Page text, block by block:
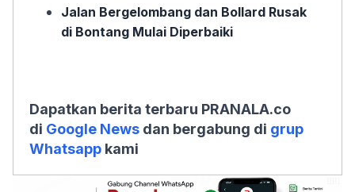
Jalan Bergelombang dan Bollard Rusak
di Bontang Mulai Diperbaiki
Dapatkan berita terbaru PRANALA.co
di Google News dan bergabung di grup
Whatsapp kami